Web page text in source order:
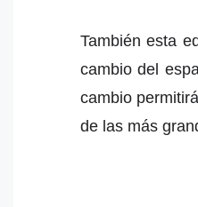
También esta
cambio del
cambio
de las más